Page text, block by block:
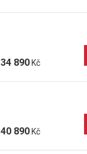
34 890Kč
40 890Kč